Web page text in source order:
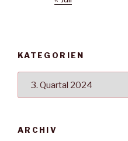
KATEGORIEN
ARCHIV